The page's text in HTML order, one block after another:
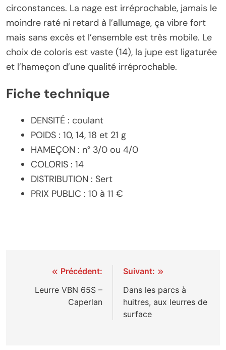
circonstances. La nage est irréprochable, jamais le
moindre raté ni retard à l’allumage, ça vibre fort
mais sans excès et l’ensemble est très mobile. Le
choix de coloris est vaste (14), la jupe est ligaturée
et l’hameçon d’une qualité irréprochable.
Fiche technique
DENSITÉ : coulant
POIDS : 10, 14, 18 et 21 g
HAMEÇON : n° 3/0 ou 4/0
COLORIS : 14
DISTRIBUTION : Sert
PRIX PUBLIC : 10 à 11 €
NavigationPrécédent:
Leurre VBN 65S –
Caperlan
Suivant:
Dans les parcs à
huitres, aux leurres de
surface